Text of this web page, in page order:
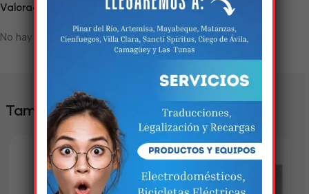
Valoraciones
No hay valoraciones aún.
También te puede interesar
Estamos trabalhando
nisso!
Em breve, esta página estará
disponível com novidades
incríveis. Agradecemos pela
paciência e compreensão.